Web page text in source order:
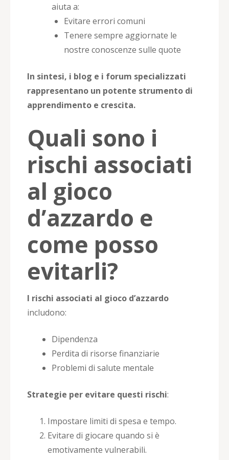
aiuta a:
Evitare errori comuni
Tenere sempre aggiornate le
nostre conoscenze sulle quote
In sintesi, i blog e i forum specializzati
rappresentano un potente strumento di
apprendimento e crescita.
Quali sono i
rischi associati
al gioco
d’azzardo e
come posso
evitarli?
I rischi associati al gioco d’azzardo
includono:
Dipendenza
Perdita di risorse finanziarie
Problemi di salute mentale
Strategie per evitare questi rischi:
Impostare limiti di spesa e tempo.
Evitare di giocare quando si è
emotivamente vulnerabili.